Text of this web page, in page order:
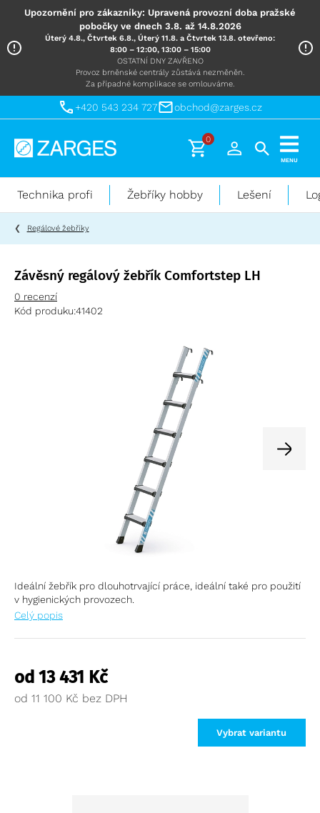
Upozornění pro zákazníky: Upravená provozní doba pražské
pobočky ve dnech 3.8. až 14.8.2026
Úterý 4.8., Čtvrtek 6.8., Úterý 11.8. a Čtvrtek 13.8. otevřeno:
8:00 – 12:00, 13:00 – 15:00
OSTATNÍ DNY ZAVŘENO
Provoz brněnské centrály zůstává nezměněn.
Za případné komplikace se omlouváme.
+420 543 234 727 obchod@zarges.cz
Technika
práci
výškách
0
MENU
Technika profi Žebříky hobby Lešení
Regálové žebříky
Závěsný regálový žebřík Comfortstep LH
0 recenzí
Kód produku:41402
Ideální žebřík pro dlouhotrvající práce, ideální také pro použití
v hygienických provozech.
Celý popis
od 13 431 Kč
od 11 100 Kč
Vybrat variantu